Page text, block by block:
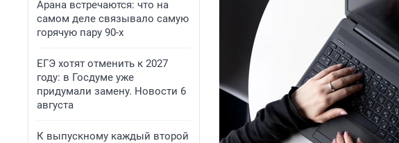
Арана встречаются: что на
самом деле связывало самую
горячую пару 90-х
ЕГЭ хотят отменить к 2027
году: в Госдуме уже
придумали замену. Новости 6
августа
К выпускному каждый второй